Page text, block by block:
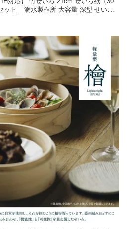
ト _ 滴水製作所 大容量 深型 せいろ 2
イロ ギフト 贈り物 蒸し器（蒸し板
特典 30%OFFクーポン